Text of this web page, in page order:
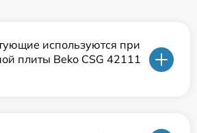
используются при
плиты Beko CSG 42111